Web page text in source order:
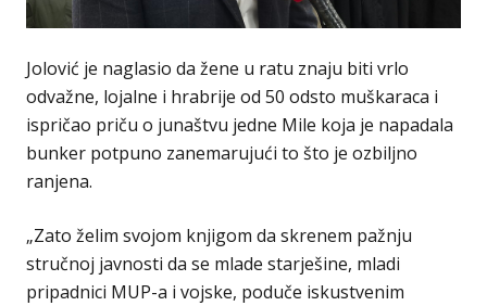
Jolović je naglasio da žene u ratu znaju biti vrlo
odvažne, lojalne i hrabrije od 50 odsto muškaraca i
ispričao priču o junaštvu jedne Mile koja je napadala
bunker potpuno zanemarujući to što je ozbiljno
ranjena.
„Zato želim svojom knjigom da skrenem pažnju
stručnoj javnosti da se mlade starješine, mladi
pripadnici MUP-a i vojske, poduče iskustvenim